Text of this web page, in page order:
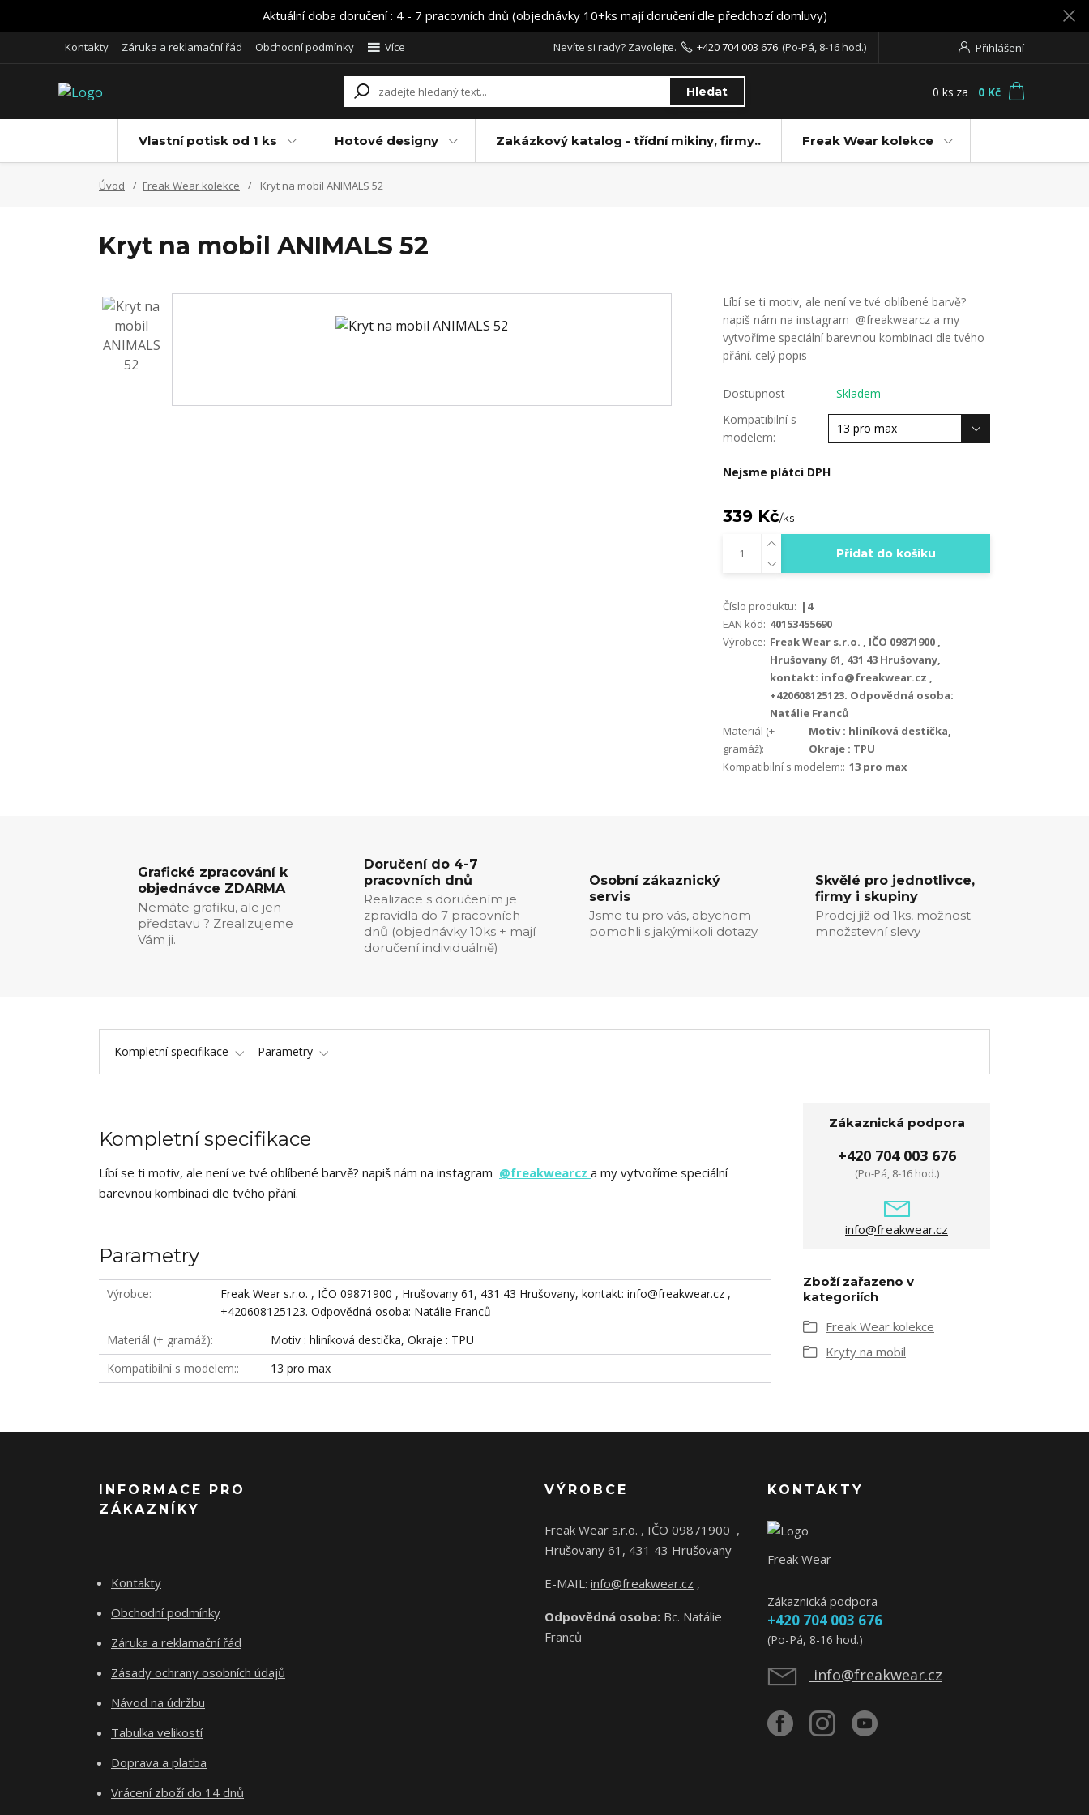
Aktuální doba doručení : 4 - 7 pracovních dnů (objednávky 10+ks mají doručení dle předchozí domluvy)
Kontakty Záruka a reklamační řád Obchodní podmínky Více Přihlášení
Hledat
Nevíte si rady? Zavolejte. +420 704 003 676 (Po-Pá, 8-16 hod.)
0 ks za 0 Kč
Vlastní potisk od 1 ks Hotové designy Zakázkový katalog - třídní mikiny, firmy.. Freak Wear kolekce
Úvod Freak Wear kolekce Kryt na mobil ANIMALS 52
Kryt na mobil ANIMALS 52
Líbí se ti motiv, ale není ve tvé oblíbené barvě?
napiš nám na instagram @freakwearcz a my
vytvoříme speciální barevnou kombinaci dle tvého
přání. celý popis
Dostupnost
Skladem
Kompatibilní s
modelem:
Nejsme plátci DPH
339 Kč/ks
Přidat do košíku
Číslo produktu: |4
EAN kód: 40153455690
Výrobce: Freak Wear s.r.o. , IČO 09871900 ,
Hrušovany 61, 431 43 Hrušovany,
kontakt: info@freakwear.cz ,
+420608125123. Odpovědná osoba:
Natálie Franců
Materiál (+
gramáž):
Motiv : hliníková destička,
Okraje : TPU
Kompatibilní s modelem:: 13 pro max
Grafické zpracování k
objednávce ZDARMA
Nemáte grafiku, ale jen
představu ? Zrealizujeme
Vám ji.
Doručení do 4-7
pracovních dnů
Realizace s doručením je
zpravidla do 7 pracovních
dnů (objednávky 10ks + mají
doručení individuálně)
Osobní zákaznický
servis
Jsme tu pro vás, abychom
pomohli s jakýmikoli dotazy.
Skvělé pro jednotlivce,
firmy i skupiny
Prodej již od 1ks, možnost
množstevní slevy
Kompletní specifikace Parametry
Kompletní specifikace
Líbí se ti motiv, ale není ve tvé oblíbené barvě? napiš nám na instagram @freakwearcz a my vytvoříme speciální
barevnou kombinaci dle tvého přání.
Parametry
Výrobce
Freak Wear s.r.o. , IČO 09871900 , Hrušovany 61, 431 43 Hrušovany, kontakt: info@freakwear.cz ,
+420608125123. Odpovědná osoba: Natálie Franců
Materiál (+ gramáž)
Motiv : hliníková destička, Okraje : TPU
Kompatibilní s modelem:
13 pro max
Zákaznická podpora
+420 704 003 676
(Po-Pá, 8-16 hod.)
info@freakwear.cz
Zboží zařazeno v
kategoriích
Freak Wear kolekce
Kryty na mobil
INFORMACE PRO
ZÁKAZNÍKY
Kontakty
Obchodní podmínky
Záruka a reklamační řád
Zásady ochrany osobních údajů
Návod na údržbu
Tabulka velikostí
Doprava a platba
Vrácení zboží do 14 dnů
VÝROBCE
Freak Wear s.r.o. , IČO 09871900 ,
Hrušovany 61, 431 43 Hrušovany
E-MAIL: info@freakwear.cz ,
Odpovědná osoba: Bc. Natálie
Franců
KONTAKTY
Freak Wear
Zákaznická podpora
+420 704 003 676
(Po-Pá, 8-16 hod.)
info@freakwear.cz